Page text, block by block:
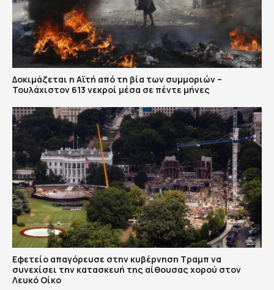
Δοκιμάζεται η Αϊτή από τη βία των συμμοριών –
Τουλάχιστον 613 νεκροί μέσα σε πέντε μήνες
Εφετείο απαγόρευσε στην κυβέρνηση Τραμπ να
συνεχίσει την κατασκευή της αίθουσας χορού στον
Λευκό Οίκο